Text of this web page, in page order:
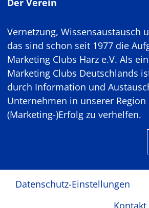
Der Verein
Vernetzung, Wissensaustausch
das sind schon seit 1977 die
Marketing Clubs Harz e.V. Als
Marketing Clubs Deutschlands
durch Information und
Unternehmen in unserer Region
(Marketing-)Erfolg zu verhelfen.
Datenschutz-Einstellungen